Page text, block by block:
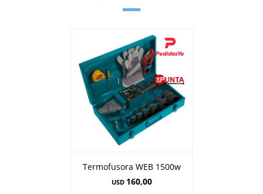
Termofusora WEB 1500w
USD 160,00